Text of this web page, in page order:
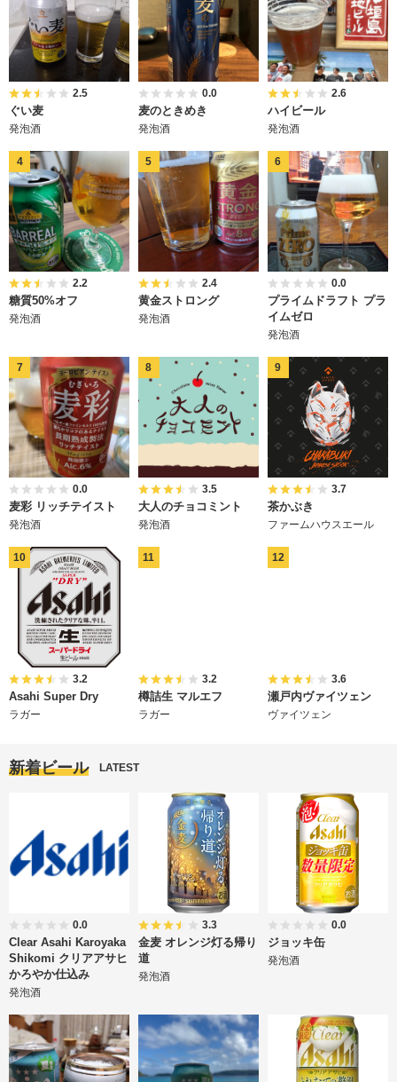
2.5
ぐい麦
発泡酒
0.0
麦のときめき
発泡酒
2.6
ハイビール
発泡酒
2.2
糖質50%オフ
発泡酒
2.4
黄金ストロング
発泡酒
0.0
プライムドラフト プラ
イムゼロ
発泡酒
0.0
麦彩 リッチテイスト
発泡酒
3.5
大人のチョコミント
発泡酒
3.7
茶かぶき
ファームハウスエール
3.2
Asahi Super Dry
ラガー
3.2
樽詰生 マルエフ
ラガー
3.6
瀬戸内ヴァイツェン
ヴァイツェン
新着ビール LATEST
0.0
Clear Asahi Karoyaka
Shikomi クリアアサヒ
かろやか仕込み
発泡酒
3.3
金麦 オレンジ灯る帰り
道
発泡酒
0.0
ジョッキ缶
発泡酒